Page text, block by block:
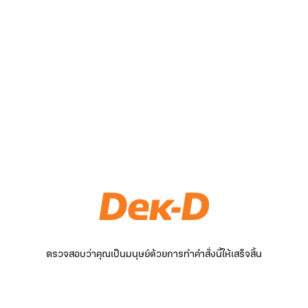
ตรวจสอบว่าคุณเป็นมนุษย์ด้วยการทำคำสั่งนี้ให้เสร็จสิ้น